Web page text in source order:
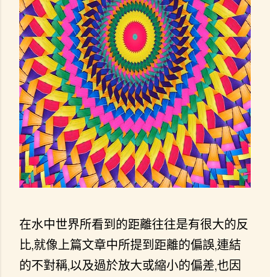
在水中世界所看到的距離往往是有很大的反
比,就像上篇文章中所提到距離的偏誤,連結
的不對稱,以及過於放大或縮小的偏差,也因